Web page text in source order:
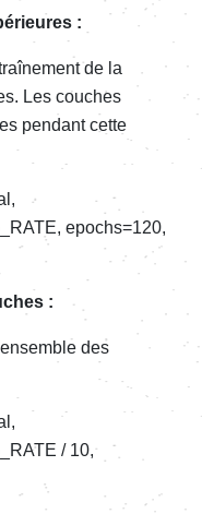
:
de la
Les couches
pendant cette
epochs=120,
:
des
/ 10,